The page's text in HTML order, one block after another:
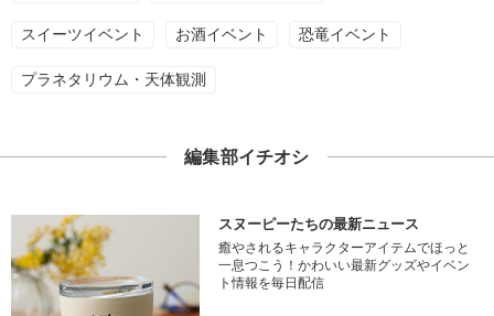
スイーツイベント お酒イベント 恐竜イベント
プラネタリウム・天体観測
編集部イチオシ
スヌーピーたちの最新ニュース
癒やされるキャラクターアイテムでほっと
一息つこう！かわいい最新グッズやイベン
ト情報を毎日配信